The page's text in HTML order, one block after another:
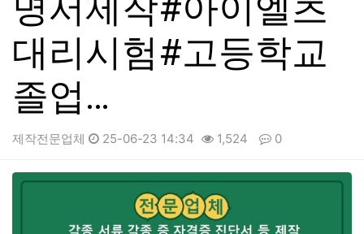
대리시험#고등학교
졸업…
제작전문업체 25-06-23 14:34 1,524 0
본문